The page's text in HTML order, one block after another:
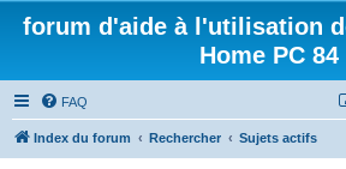
forum d'aide à l'utilisation
Home PC 84
FAQ
Index du forum Rechercher Sujets actifs